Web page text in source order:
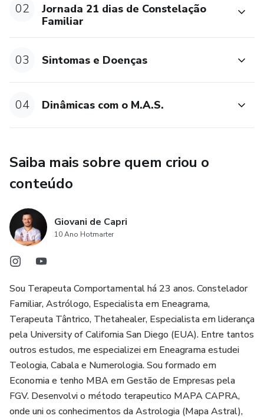
Faz parte do Conteúdo Programático uma série de vídeos
explicando a origem sistêmica dos principais sintomas e
doenças tratados nas Constelações.
Super Bônus: Aprenda a Técnica de Constelação na Água
02
Jornada 21 dias de Constelação
Familiar
03 Sintomas e Doenças
04 Dinâmicas com o M.A.S.
Saiba mais sobre quem criou o
conteúdo
Giovani de Capri
10 Ano Hotmarter
Sou Terapeuta Comportamental há 23 anos. Constelador
Familiar, Astrólogo, Especialista em Eneagrama,
Terapeuta Tântrico, Thetahealer, Especialista em liderança
pela University of California San Diego (EUA). Entre tantos
outros estudos, me especializei em Eneagrama estudei
Teologia, Cabala e Numerologia. Sou formado em
Economia e tenho MBA em Gestão de Empresas pela
FGV. Desenvolvi o método terapeutico MAPA CAPRA,
onde uni os conhecimentos da Astrologia (Mapa Astral),